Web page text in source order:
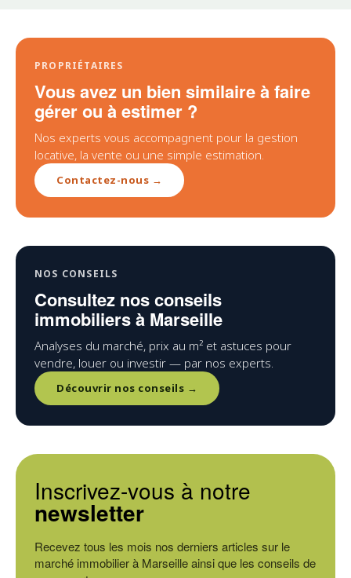
PROPRIÉTAIRES
Vous avez un bien similaire à faire
gérer ou à estimer ?
Nos experts vous accompagnent pour la gestion
locative, la vente ou une simple estimation.
Contactez-nous →
NOS CONSEILS
Consultez nos conseils
immobiliers à Marseille
Analyses du marché, prix au m² et astuces pour
vendre, louer ou investir — par nos experts.
Découvrir nos conseils →
Inscrivez-vous à notre
newsletter
Recevez tous les mois nos derniers articles sur le
marché immobilier à Marseille ainsi que les conseils de